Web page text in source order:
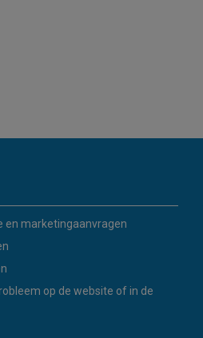
en marketingaanvragen
op de website of in de